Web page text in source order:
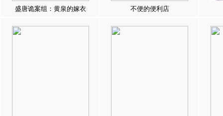
盛唐诡案组：黄泉的嫁衣 不便的便利店